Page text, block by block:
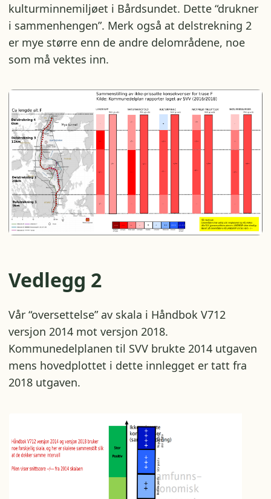
kulturminnemiljøet i Bårdsundet. Dette “drukner
i sammenhengen”. Merk også at delstrekning 2
er mye større enn de andre delområdene, noe
som må vektes inn.
Vedlegg 2
Vår “oversettelse” av skala i Håndbok V712
versjon 2014 mot versjon 2018.
Kommunedelplanen til SVV brukte 2014 utgaven
mens hovedplottet i dette innlegget er tatt fra
2018 utgaven.